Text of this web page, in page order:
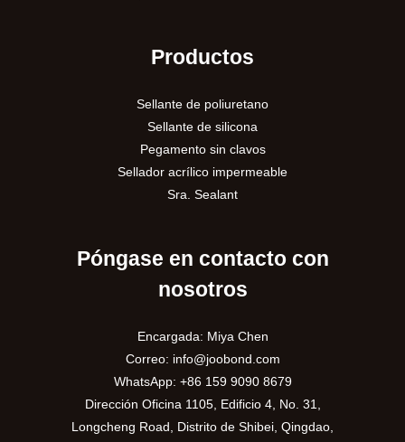
Productos
Sellante de poliuretano
Sellante de silicona
Pegamento sin clavos
Sellador acrílico impermeable
Sra. Sealant
Póngase en contacto con
nosotros
Encargada: Miya Chen
Correo: info@joobond.com
WhatsApp: +86 159 9090 8679
Dirección Oficina 1105, Edificio 4, No. 31,
Longcheng Road, Distrito de Shibei, Qingdao,